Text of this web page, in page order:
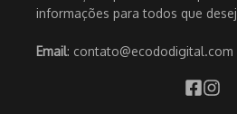
informações para todos que
Email: contato@ecododigital.com